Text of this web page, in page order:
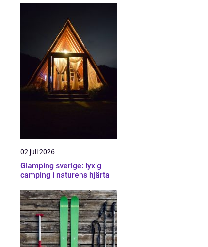
02 juli 2026
Glamping sverige: lyxig
camping i naturens hjärta